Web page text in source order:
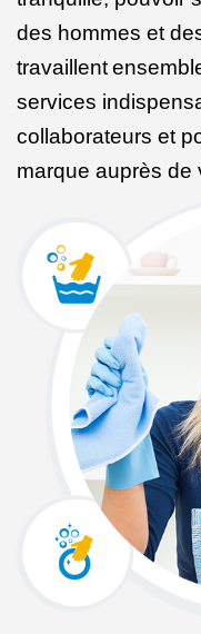
des hommes et
travaillent
services
collaborateurs et
marque auprès de